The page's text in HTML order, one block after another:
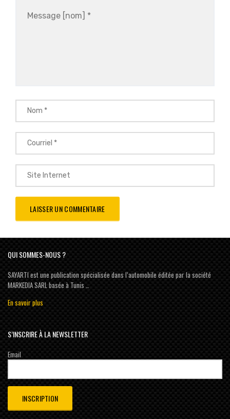
QUI SOMMES-NOUS ?
SAYARTI est une publication spécialisée dans l’automobile éditée par la société
MARKEDIA SARL basée à Tunis …
En savoir plus
S’INSCRIRE À LA NEWSLETTER
Email